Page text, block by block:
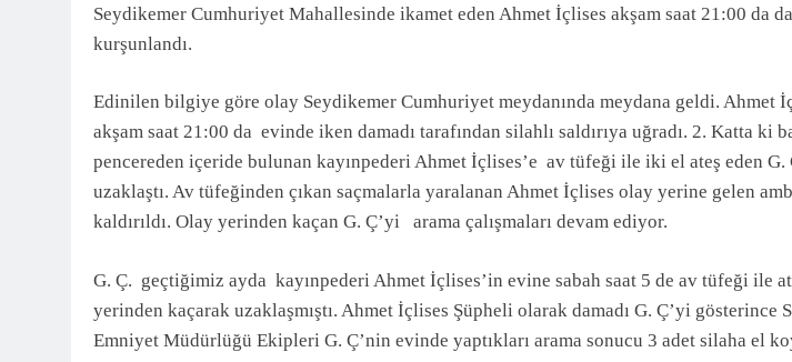
3 Ay Önce
Seydikemer Cumhuriyet Mahallesinde ikamet eden Ahmet İçlises akşam saat 21:00 da
kurşunlandı.
Edinilen bilgiye göre olay Seydikemer Cumhuriyet meydanında meydana geldi. Ahmet
akşam saat 21:00 da evinde iken damadı tarafından silahlı saldırıya uğradı. 2. Katta ki
pencereden içeride bulunan kayınpederi Ahmet İçlises’e av tüfeği ile iki el ateş eden
uzaklaştı. Av tüfeğinden çıkan saçmalarla yaralanan Ahmet İçlises olay yerine gelen
kaldırıldı. Olay yerinden kaçan G. Ç’yi arama çalışmaları devam ediyor.
G. Ç. geçtiğimiz ayda kayınpederi Ahmet İçlises’in evine sabah saat 5 de av tüfeği ile
yerinden kaçarak uzaklaşmıştı. Ahmet İçlises Şüpheli olarak damadı G. Ç’yi gösterince
Emniyet Müdürlüğü Ekipleri G. Ç’nin evinde yaptıkları arama sonucu 3 adet silaha el